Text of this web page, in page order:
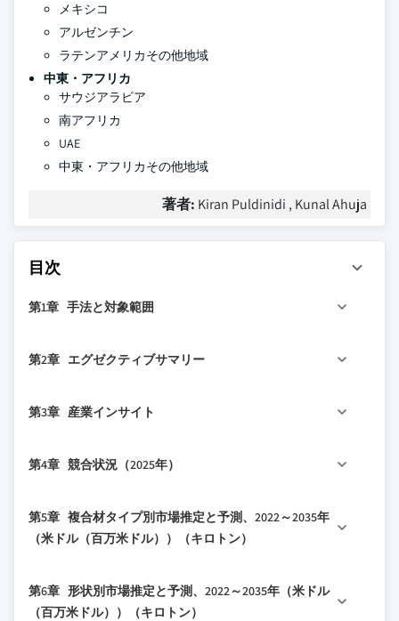
メキシコ
アルゼンチン
ラテンアメリカその他地域
中東・アフリカ
サウジアラビア
南アフリカ
UAE
中東・アフリカその他地域
著者: Kiran Puldinidi , Kunal Ahuja
目次
第1章 手法と対象範囲
1.2 品質に関する取り組み
り組み
1.3 調査の流れと信頼性スコア
1.3.2 スコアリングを構成する要素
1.4 データ収集
1.5 データマイニングソース
1.5.1 有料ソース
第2章 エグゼクティブサマリー
2.2 主要な市場動向
2.2.2 複合材タイプ別
2.2.4 エンドユーザー産業別
第3章 産業インサイト
3.1.1 サプライヤーの状況
3.1.3 各段階における価値の付加
3.1.4 価値連鎖に影響を与える要因
3.2 産業への影響要因
第4章 競合状況（2025年）
4.2 企業の市場シェア分析
4.2.1 地域別
4.2.1.2 欧州
第5章 複合材タイプ別市場推定と予測、2022～2035年
（米ドル（百万米ドル））（キロトン）
5.2 ポリマー複合材
第6章 形状別市場推定と予測、2022～2035年（米ドル
（百万米ドル））（キロトン）